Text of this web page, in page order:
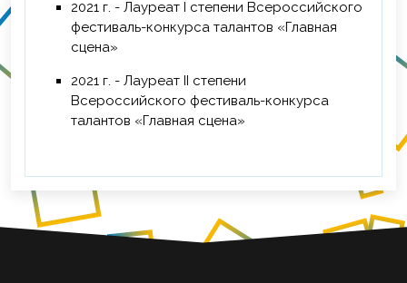
2021 г. - Лауреат I степени Всероссийского
фестиваль-конкурса талантов «Главная
сцена»
2021 г. - Лауреат II степени
Всероссийского фестиваль-конкурса
талантов «Главная сцена»